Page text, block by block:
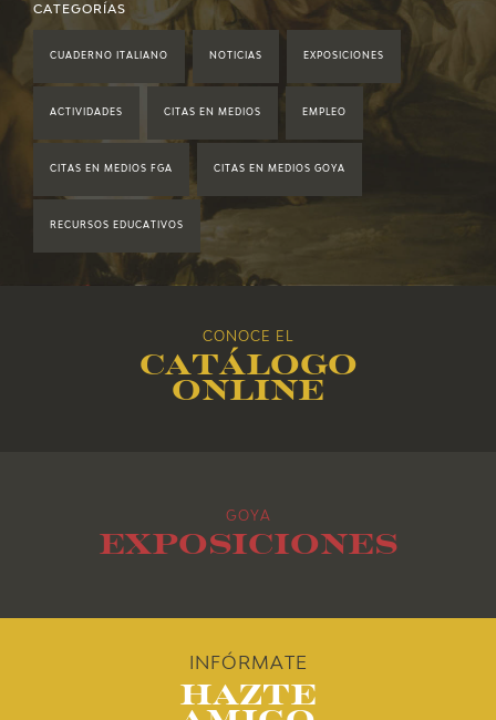
2021
2017
2012
CATEGORÍAS
CUADERNO ITALIANO NOTICIAS EXPOSICIONES
ACTIVIDADES CITAS EN MEDIOS EMPLEO
CITAS EN MEDIOS FGA CITAS EN MEDIOS GOYA
RECURSOS EDUCATIVOS
CONOCE EL
Catálogo
online
GOYA
Exposiciones
INFÓRMATE
Hazte